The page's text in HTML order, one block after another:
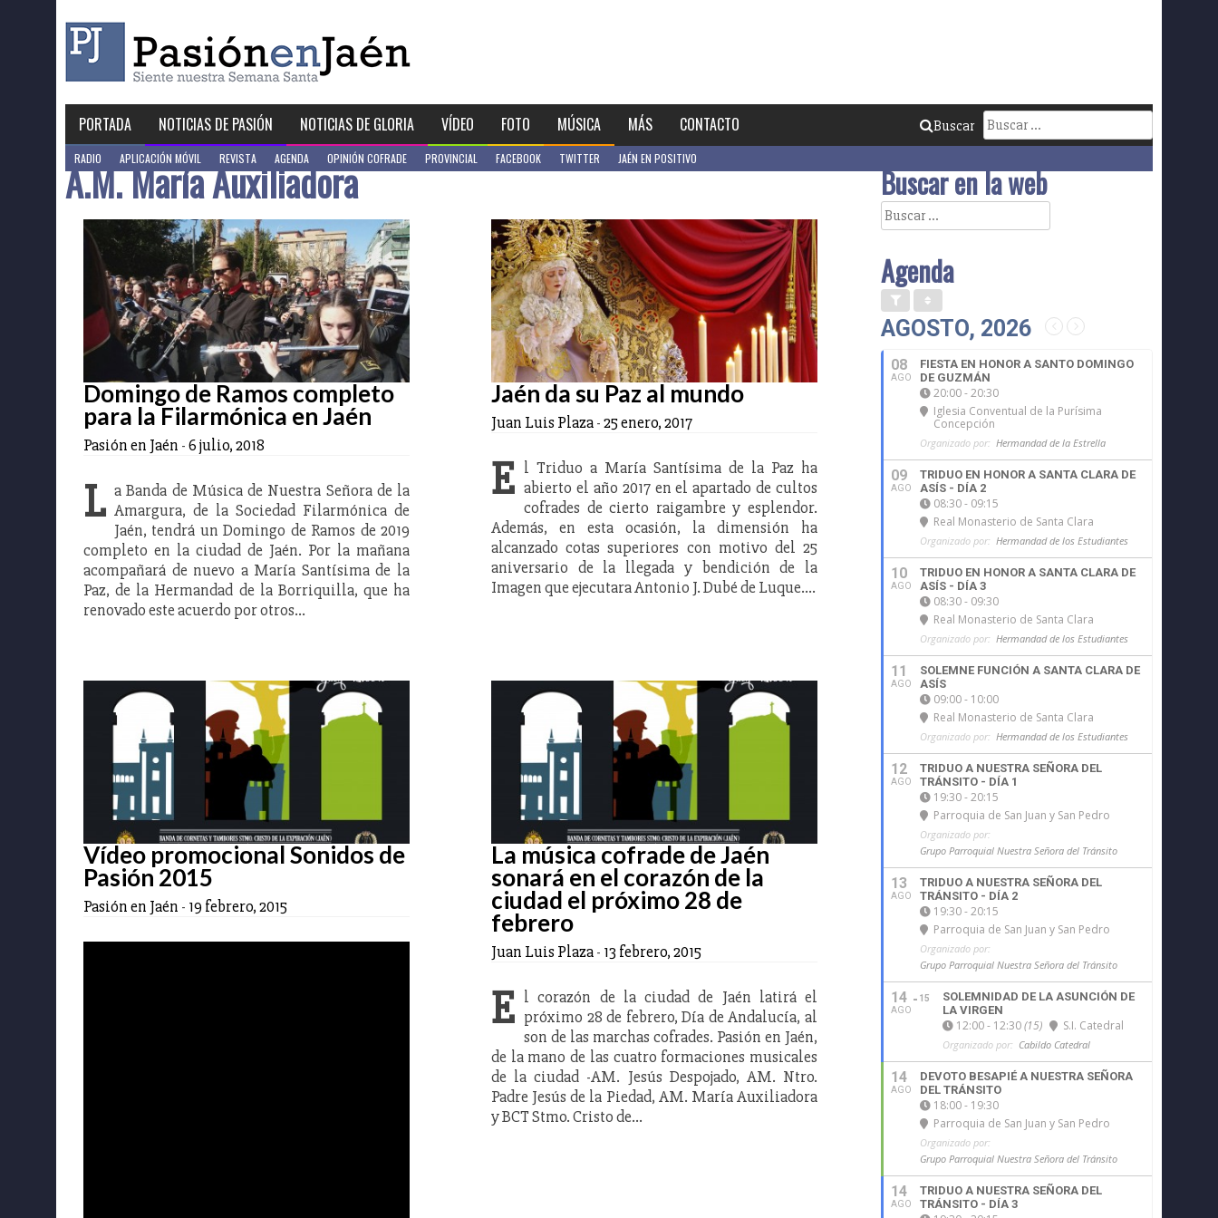
PORTADA NOTICIAS DE PASIÓN NOTICIAS DE GLORIA VÍDEO FOTO MÚSICA MÁS CONTACTO
RADIO APLICACIÓN MÓVIL REVISTA AGENDA OPINIÓN COFRADE PROVINCIAL FACEBOOK TWITTER JAÉN EN POSITIVO
Buscar:
Buscar
A.M. María Auxiliadora
Domingo de Ramos completo
para la Filarmónica en Jaén
Pasión en Jaén -6 julio, 2018
L a Banda de Música de Nuestra Señora de la
Amargura, de la Sociedad Filarmónica de
Jaén, tendrá un Domingo de Ramos de 2019
completo en la ciudad de Jaén. Por la mañana
acompañará de nuevo a María Santísima de la
Paz, de la Hermandad de la Borriquilla, que ha
renovado este acuerdo por otros…
Jaén da su Paz al mundo
Juan Luis Plaza-25 enero, 2017
E l Triduo a María Santísima de la Paz ha
abierto el año 2017 en el apartado de cultos
cofrades de cierto raigambre y esplendor.
Además, en esta ocasión, la dimensión ha
alcanzado cotas superiores con motivo del 25
aniversario de la llegada y bendición de la
Imagen que ejecutara Antonio J. Dubé de Luque.…
Vídeo promocional Sonidos de
Pasión 2015
Pasión en Jaén - 19 febrero, 2015
La música cofrade de Jaén
sonará en el corazón de la
ciudad el próximo 28 de
febrero
Juan Luis Plaza- 13 febrero, 2015
E l corazón de la ciudad de Jaén latirá el
próximo 28 de febrero, Día de Andalucía, al
son de las marchas cofrades. Pasión en Jaén,
de la mano de las cuatro formaciones musicales
de la ciudad -AM. Jesús Despojado, AM. Ntro.
Padre Jesús de la Piedad, AM. María Auxiliadora
y BCT Stmo. Cristo de…
Buscar en la web
Buscar:
Agenda
AGOSTO, 2026
08
AGO
FIESTA EN HONOR A SANTO DOMINGO
DE GUZMÁN
20:00 - 20:30
Iglesia Conventual de la Purísima
Concepción
Organizado por: Hermandad de la Estrella
09
AGO
TRIDUO EN HONOR A SANTA CLARA DE
ASÍS - DÍA 2
08:30 - 09:15
Real Monasterio de Santa Clara
Organizado por: Hermandad de los Estudiantes
10
AGO
TRIDUO EN HONOR A SANTA CLARA DE
ASÍS - DÍA 3
08:30 - 09:30
Real Monasterio de Santa Clara
Organizado por: Hermandad de los Estudiantes
11
AGO
SOLEMNE FUNCIÓN A SANTA CLARA DE
ASÍS
09:00 - 10:00
Real Monasterio de Santa Clara
Organizado por: Hermandad de los Estudiantes
12
AGO
TRIDUO A NUESTRA SEÑORA DEL
TRÁNSITO - DÍA 1
19:30 - 20:15
Parroquia de San Juan y San Pedro
Organizado por:
Grupo Parroquial Nuestra Señora del Tránsito
13
AGO
TRIDUO A NUESTRA SEÑORA DEL
TRÁNSITO - DÍA 2
19:30 - 20:15
Parroquia de San Juan y San Pedro
Organizado por:
Grupo Parroquial Nuestra Señora del Tránsito
14
AGO
15
SOLEMNIDAD DE LA ASUNCIÓN DE
LA VIRGEN
12:00 - 12:30(15) S.I. Catedral
Organizado por: Cabildo Catedral
14
AGO
DEVOTO BESAPIÉ A NUESTRA SEÑORA
DEL TRÁNSITO
18:00 - 19:30
Parroquia de San Juan y San Pedro
Organizado por:
Grupo Parroquial Nuestra Señora del Tránsito
14
AGO
TRIDUO A NUESTRA SEÑORA DEL
TRÁNSITO - DÍA 3